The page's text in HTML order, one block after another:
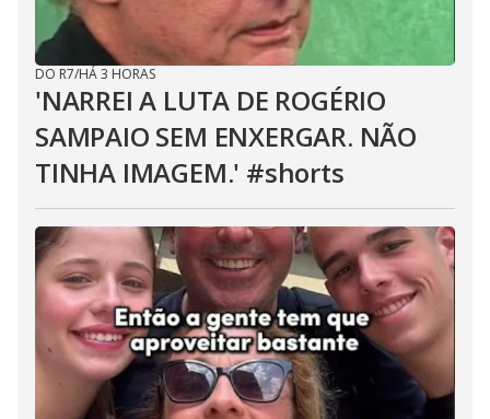
DO R7/HÁ 3 HORAS
'NARREI A LUTA DE ROGÉRIO
SAMPAIO SEM ENXERGAR. NÃO
TINHA IMAGEM.' #shorts